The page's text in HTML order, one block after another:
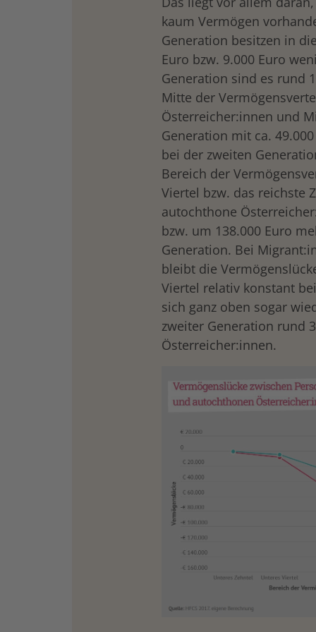
kaum Vermögen
Generation besitzen in
Euro bzw. 9.000 Euro
Generation sind es rund
Mitte der
Österreicher:innen und
Generation mit ca.
bei der zweiten
Bereich der
Viertel bzw. das reichste
autochthone
bzw. um 138.000 Euro
Generation. Bei
bleibt die
Viertel relativ konstant
sich ganz oben sogar
zweiter Generation rund
Österreicher:innen.